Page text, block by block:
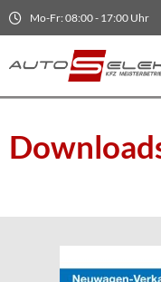
Mo-Fr: 08:00 - 17:00 Uhr